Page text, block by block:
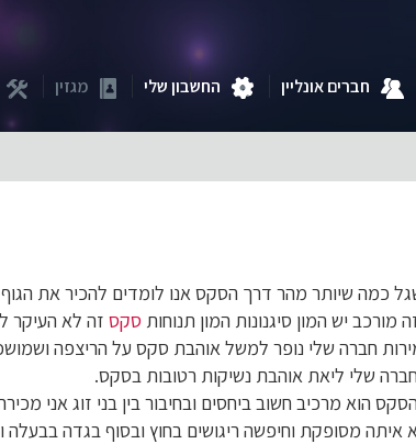
חברים אונליין החשבון שלי מגזין
כמה שיותר מהר דרך הסקס אנו לומדים להכיר את הגוף
יש המון סיגנונות המון תנוחות סקס זה לא העיקר
חברה שלי נופר למשל אוהבת סקס על הריצפה
שלי ליאת אוהבת נשיקות רטובות בסקס.
הוא מרכיב חשוב ביחסים ובחיבור בין בני זוג אני
מסופקת וחיפשה ריגושים בחוץ ובסוף בגדה בבעלה